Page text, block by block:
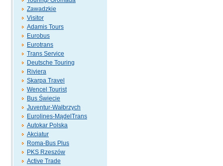
Zawadzkie
Visitor
Adamis Tours
Eurobus
Eurotrans
Trans Service
Deutsche Touring
Riviera
Skarpa Travel
Wencel Tourist
Bus Świecie
Juventur-Wałbrzych
Eurolines-MądelTrans
Autokar Polska
Akciatur
Roma-Bus Plus
PKS Rzeszów
Active Trade